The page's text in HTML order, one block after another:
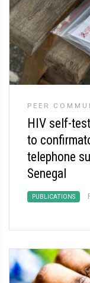
PEER
HIV self-
to
telephone
Senegal
PUBLICATIONS